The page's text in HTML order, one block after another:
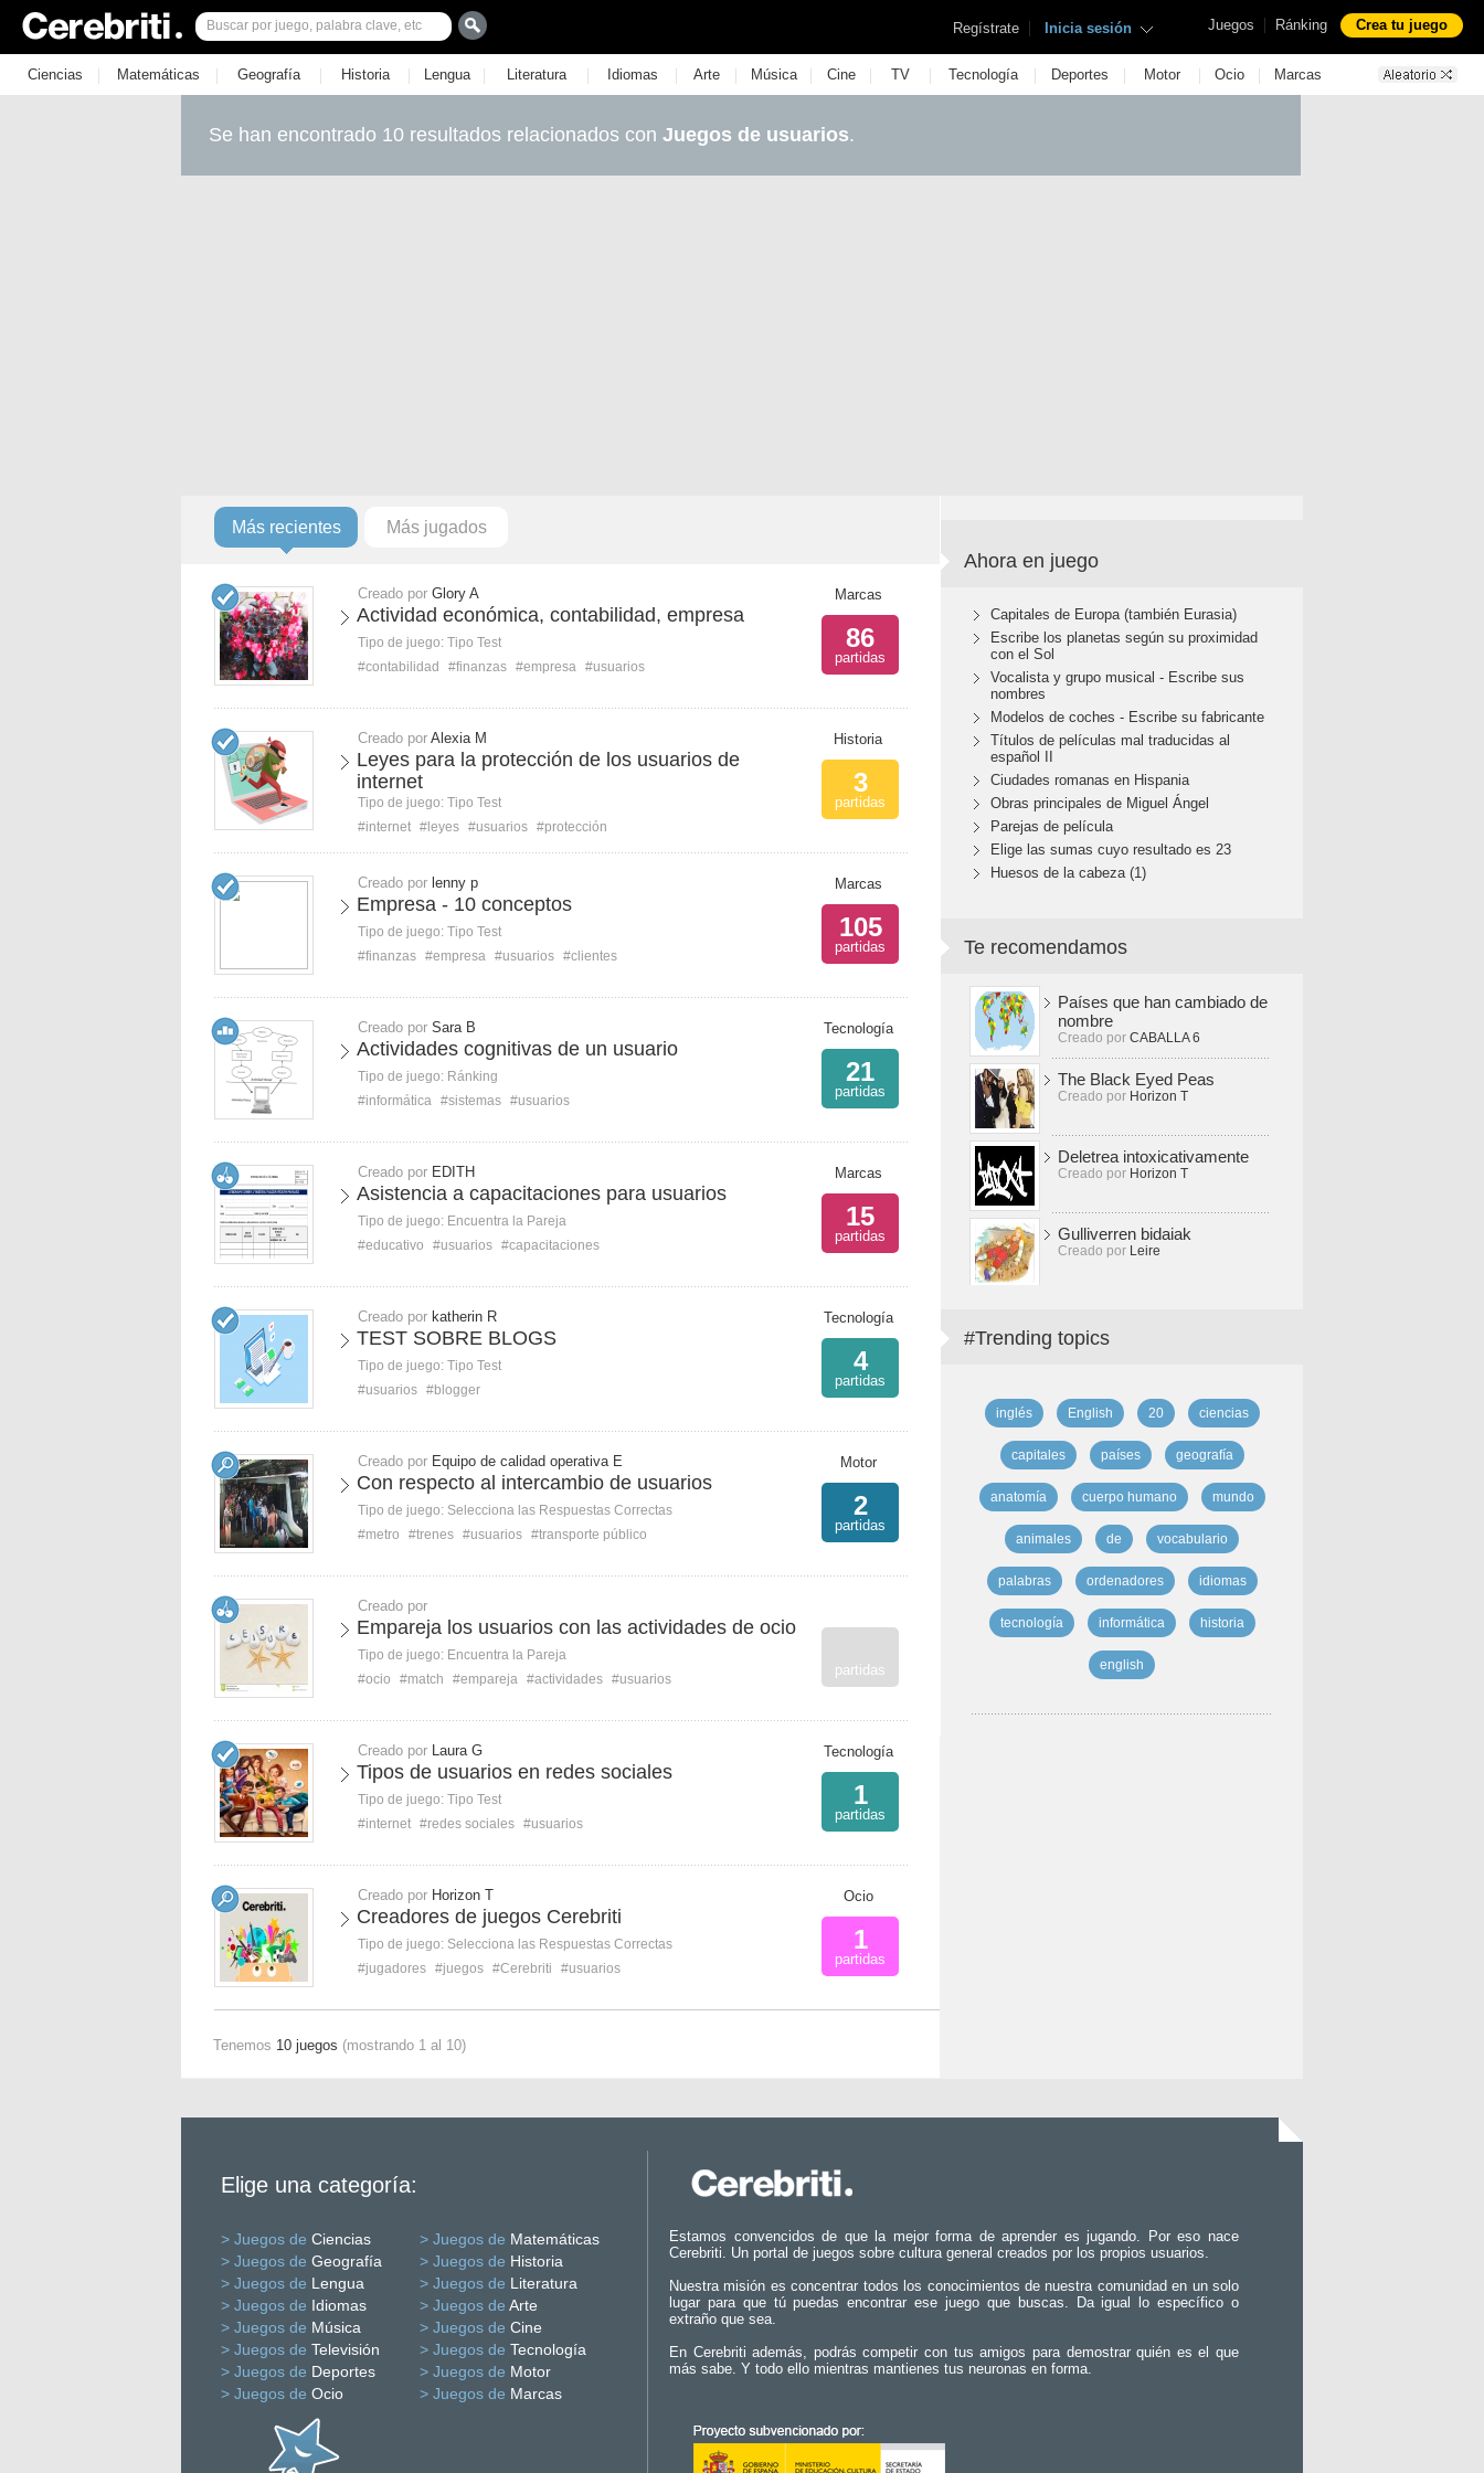
Juegos | Ránking Crea tu juego
Regístrate | Inicia sesión
Ciencias | Matemáticas | Geografía | Historia | Lengua | Literatura | Idiomas | Arte | Música | Cine | TV | Tecnología | Deportes | Motor | Ocio | Marcas
Se han encontrado 10 resultados relacionados con Juegos de usuarios.
Más recientes Más jugados
Creado por Glory A
Actividad económica, contabilidad, empresa
Tipo de juego: Tipo Test
#contabilidad
#finanzas #empresa #usuarios
Marcas
86
partidas
Creado por Alexia M
Leyes para la protección de los usuarios de
internet
Tipo de juego: Tipo Test
#internet #leyes #usuarios #protección
Historia
3
partidas
Creado por lenny p
Empresa - 10 conceptos
Tipo de juego: Tipo Test
#finanzas #empresa #usuarios #clientes
Marcas
105
partidas
Creado por Sara B
Actividades cognitivas de un usuario
Tipo de juego: Ránking
#informática #sistemas #usuarios
Tecnología
21
partidas
Creado por EDITH
Asistencia a capacitaciones para usuarios
Tipo de juego: Encuentra la Pareja
#educativo
#usuarios #capacitaciones
Marcas
15
partidas
Creado por katherin R
TEST SOBRE BLOGS
Tipo de juego: Tipo Test
#usuarios #blogger
Tecnología
4
partidas
Creado por Equipo de calidad operativa E
Con respecto al intercambio de usuarios
Tipo de juego: Selecciona las Respuestas Correctas
#metro
#trenes #usuarios #transporte público
Motor
2
partidas
Creado por
Empareja los usuarios con las actividades de ocio
Tipo de juego: Encuentra la Pareja
#ocio
#match #empareja #actividades #usuarios
partidas
Creado por Laura G
Tipos de usuarios en redes sociales
Tipo de juego: Tipo Test
#internet #redes sociales #usuarios
Tecnología
1
partidas
Creado por Horizon T
Creadores de juegos Cerebriti
Tipo de juego: Selecciona las Respuestas Correctas
#jugadores #juegos #Cerebriti #usuarios
Ocio
1
partidas
Tenemos 10 juegos (mostrando 1 al 10)
Ahora en juego
Capitales de Europa (también Eurasia)
Escribe los planetas según su proximidad
con el Sol
Vocalista y grupo musical - Escribe sus
nombres
Modelos de coches - Escribe su fabricante
Títulos de películas mal traducidas al
español II
Ciudades romanas en Hispania
Obras principales de Miguel Ángel
Parejas de película
Elige las sumas cuyo resultado es 23
Huesos de la cabeza (1)
Te recomendamos
Países que han cambiado de
nombre
Creado por CABALLA 6
The Black Eyed Peas
Creado por Horizon T
Deletrea intoxicativamente
Creado por Horizon T
Gulliverren bidaiak
Creado por Leire
#Trending topics
inglés English 20 ciencias
capitales países geografía
anatomía cuerpo humano mundo
animales de vocabulario
palabras ordenadores idiomas
tecnología informática historia
english
Elige una categoría:
> Juegos de Ciencias > Juegos de Matemáticas
> Juegos de Geografía > Juegos de Historia
> Juegos de Lengua > Juegos de Literatura
> Juegos de Idiomas > Juegos de Arte
> Juegos de Música > Juegos de Cine
> Juegos de Televisión > Juegos de Tecnología
> Juegos de Deportes > Juegos de Motor
> Juegos de Ocio > Juegos de Marcas
Estamos convencidos de que la mejor forma de aprender es jugando. Por eso nace
Cerebriti. Un portal de juegos sobre cultura general creados por los propios usuarios.
Nuestra misión es concentrar todos los conocimientos de nuestra comunidad en un solo
lugar para que tú puedas encontrar ese juego que buscas. Da igual lo específico o
extraño que sea.
En Cerebriti además, podrás competir con tus amigos para demostrar quién es el que
más sabe. Y todo ello mientras mantienes tus neuronas en forma.